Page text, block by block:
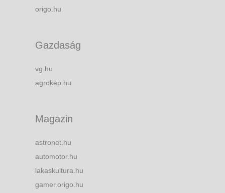
origo.hu
Gazdaság
vg.hu
agrokep.hu
Magazin
astronet.hu
automotor.hu
lakaskultura.hu
gamer.origo.hu